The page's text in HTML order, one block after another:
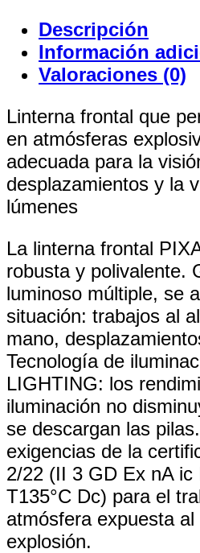
Descripción
Información
Valoraciones (0)
Linterna frontal que
en atmósferas
adecuada para la
desplazamientos y la
lúmenes
La linterna frontal
robusta y polivalente.
luminoso múltiple, se
situación: trabajos al
mano,
Tecnología de
LIGHTING: los
iluminación no
se descargan las
exigencias de la
2/22 (II 3 GD Ex nA
T135°C Dc) para el
atmósfera expuesta
explosión.